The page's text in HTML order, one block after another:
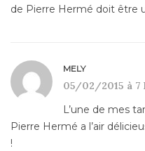
de Pierre Hermé doit être
MELY
05/02/2015 à 7
L’une de mes
Pierre Hermé a l’air
!